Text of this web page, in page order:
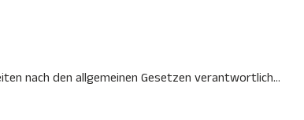
nach den allgemeinen Gesetzen verantwortlich...